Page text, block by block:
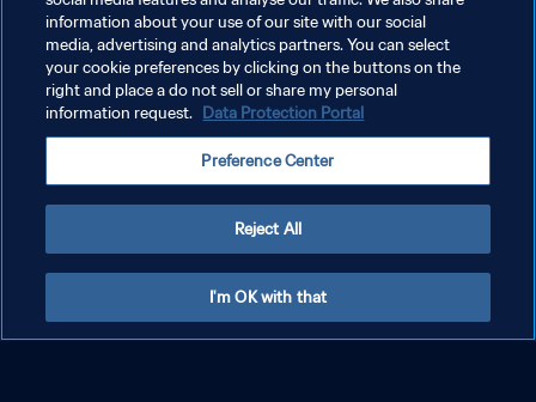
MEHR ANZEIGEN
BEVOR SIE ZU SUPERSTARS WUR
information about your use of our site with our social
media, advertising and analytics partners. You can select
your cookie preferences by clicking on the buttons on the
right and place a do not sell or share my personal
information request. Data Protection Portal
Preference Center
Reject All
I'm OK with that